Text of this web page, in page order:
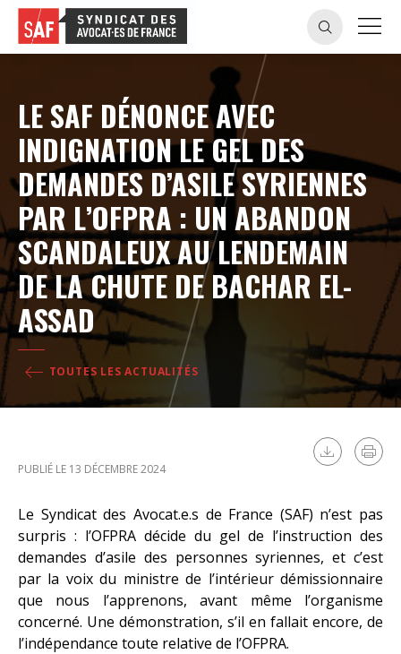
LE SAF DÉNONCE AVEC
INDIGNATION LE GEL DES
DEMANDES D’ASILE SYRIENNES
PAR L’OFPRA : UN ABANDON
SCANDALEUX AU LENDEMAIN
DE LA CHUTE DE BACHAR EL-
ASSAD
TOUTES LES ACTUALITÉS
PUBLIÉ LE 13 DÉCEMBRE 2024
Le Syndicat des Avocat.e.s de France (SAF) n’est pas
surpris : l’OFPRA décide du gel de l’instruction des
demandes d’asile des personnes syriennes, et c’est
par la voix du ministre de l’intérieur démissionnaire
que nous l’apprenons, avant même l’organisme
concerné. Une démonstration, s’il en fallait encore, de
l’indépendance toute relative de l’OFPRA.